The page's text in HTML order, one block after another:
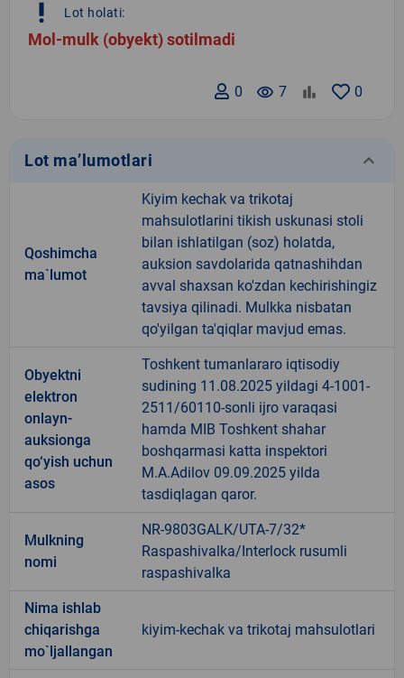
priority_high Lot holati:
Mol-mulk (obyekt) sotilmadi
0
remove_red_eye 7
0
Lot ma’lumotlari keyboard_arrow_down
Qoshimcha
ma`lumot
Kiyim kechak va trikotaj
mahsulotlarini tikish uskunasi stoli
bilan ishlatilgan (soz) holatda,
auksion savdolarida qatnashihdan
avval shaxsan ko'zdan kechirishingiz
tavsiya qilinadi. Mulkka nisbatan
qo'yilgan ta'qiqlar mavjud emas.
Obyektni
elektron
onlayn-
auksionga
qo‘yish uchun
asos
Toshkent tumanlararo iqtisodiy
sudining 11.08.2025 yildagi 4-1001-
2511/60110-sonli ijro varaqasi
hamda MIB Toshkent shahar
boshqarmasi katta inspektori
M.A.Adilov 09.09.2025 yilda
tasdiqlagan qaror.
Mulkning
nomi
NR-9803GALK/UTA-7/32*
Raspashivalka/Interlock rusumli
raspashivalka
Nima ishlab
chiqarishga
mo`ljallangan
kiyim-kechak va trikotaj mahsulotlari